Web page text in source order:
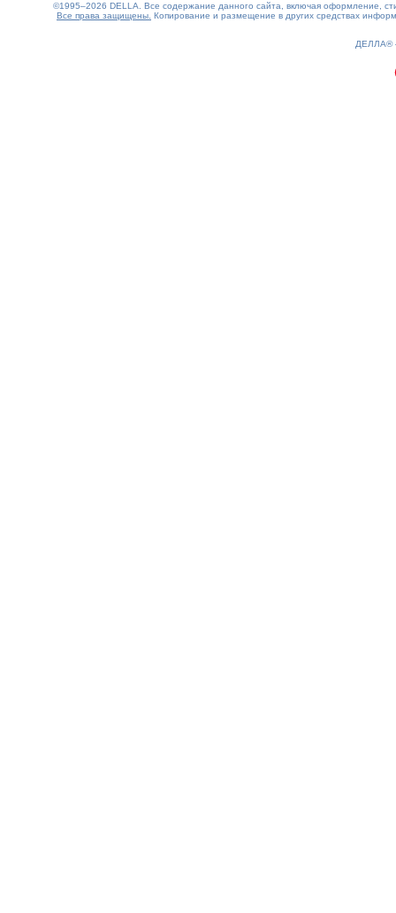
©1995–2026 DELLA. Все содержание данного сайта, включая оформление,
Все права защищены. Копирование и размещение в других средствах